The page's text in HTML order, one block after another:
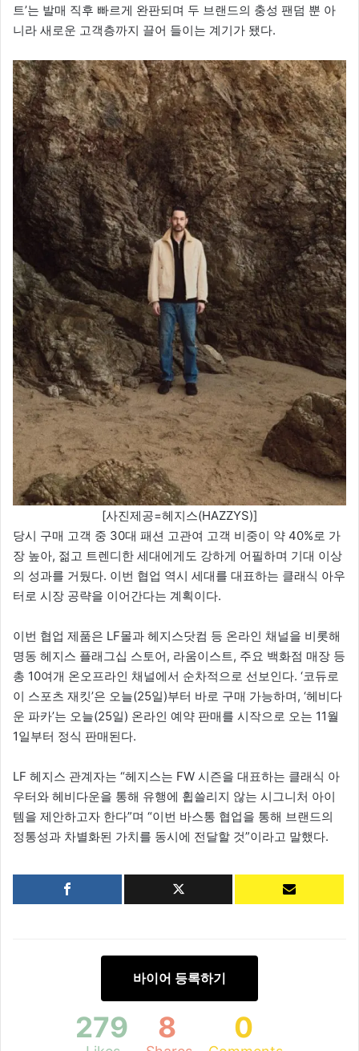
트’는 발매 직후 빠르게 완판되며 두 브랜드의 충성 팬덤 뿐 아
니라 새로운 고객층까지 끌어 들이는 계기가 됐다.
[사진제공=헤지스(HAZZYS)]
당시 구매 고객 중 30대 패션 고관여 고객 비중이 약 40%로 가
장 높아, 젊고 트렌디한 세대에게도 강하게 어필하며 기대 이상
의 성과를 거뒀다. 이번 협업 역시 세대를 대표하는 클래식 아우
터로 시장 공략을 이어간다는 계획이다.
이번 협업 제품은 LF몰과 헤지스닷컴 등 온라인 채널을 비롯해
명동 헤지스 플래그십 스토어, 라움이스트, 주요 백화점 매장 등
총 10여개 온오프라인 채널에서 순차적으로 선보인다. ‘코듀로
이 스포츠 재킷’은 오늘(25일)부터 바로 구매 가능하며, ‘헤비다
운 파카’는 오늘(25일) 온라인 예약 판매를 시작으로 오는 11월
1일부터 정식 판매된다.
LF 헤지스 관계자는 “헤지스는 FW 시즌을 대표하는 클래식 아
우터와 헤비다운을 통해 유행에 휩쓸리지 않는 시그니처 아이
템을 제안하고자 한다”며 “이번 바스통 협업을 통해 브랜드의
정통성과 차별화된 가치를 동시에 전달할 것”이라고 말했다.
바이어 등록하기
279 8 0